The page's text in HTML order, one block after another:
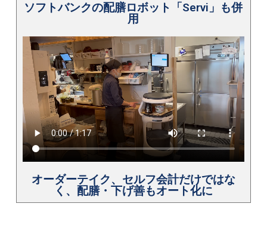
ソフトバンクの配膳ロボット「Servi」も併
用
オーダーテイク、セルフ会計だけではな
く、配膳・下げ善もオート化に